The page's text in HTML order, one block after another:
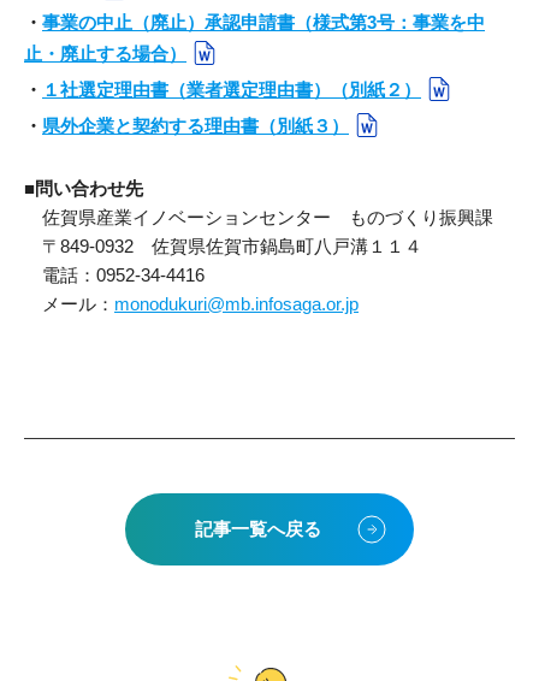
・ 事業の中止（廃止）承認申請書（様式第3号：事業を中
止・廃止する場合）
・ １社選定理由書（業者選定理由書）（別紙２）
・ 県外企業と契約する理由書（別紙３）
■問い合わせ先
佐賀県産業イノベーションセンター ものづくり振興課
〒849-0932 佐賀県佐賀市鍋島町八戸溝１１４
電話：0952-34-4416
メール： monodukuri@mb.infosaga.or.jp
記事一覧へ戻る